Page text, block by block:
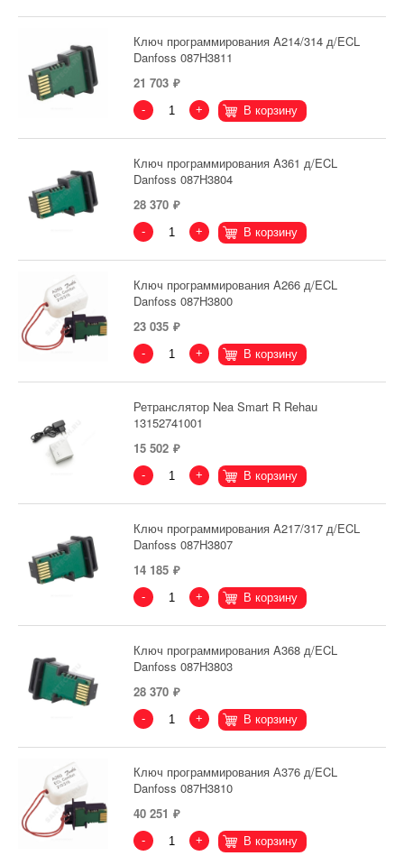
Ключ программирования A214/314 д/ECL
Danfoss 087H3811
21 703
- + В корзину
Ключ программирования A361 д/ECL
Danfoss 087H3804
28 370
- + В корзину
Ключ программирования A266 д/ECL
Danfoss 087H3800
23 035
- + В корзину
Ретранслятор Nea Smart R Rehau
13152741001
15 502
- + В корзину
Ключ программирования A217/317 д/ECL
Danfoss 087H3807
14 185
- + В корзину
Ключ программирования A368 д/ECL
Danfoss 087H3803
28 370
- + В корзину
Ключ программирования А376 д/ECL
Danfoss 087H3810
40 251
- + В корзину